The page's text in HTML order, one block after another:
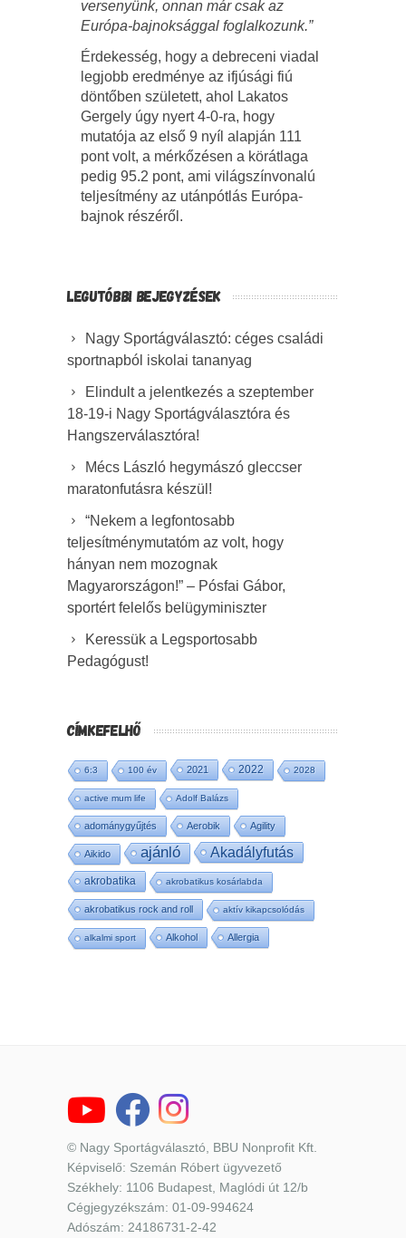
versenyünk, onnan már csak az
Európa-bajnoksággal foglalkozunk.”
Érdekesség, hogy a debreceni viadal
legjobb eredménye az ifjúsági fiú
döntőben született, ahol Lakatos
Gergely úgy nyert 4-0-ra, hogy
mutatója az első 9 nyíl alapján 111
pont volt, a mérkőzésen a körátlaga
pedig 95.2 pont, ami világszínvonalú
teljesítmény az utánpótlás Európa-
bajnok részéről.
LEGUTÓBBI BEJEGYZÉSEK
Nagy Sportágválasztó: céges családi
sportnapból iskolai tananyag
Elindult a jelentkezés a szeptember
18-19-i Nagy Sportágválasztóra és
Hangszerválasztóra!
Mécs László hegymászó gleccser
maratonfutásra készül!
“Nekem a legfontosabb
teljesítménymutatóm az volt, hogy
hányan nem mozognak
Magyarországon!” – Pósfai Gábor,
sportért felelős belügyminiszter
Keressük a Legsportosabb
Pedagógust!
CÍMKEFELHŐ
6:3 100 év 2021 2022 2028
active mum life Adolf Balázs
adománygyűjtés Aerobik Agility
Aikido ajánló Akadályfutás
akrobatika akrobatikus kosárlabda
akrobatikus rock and roll aktív kikapcsolódás
alkalmi sport Alkohol Allergia
© Nagy Sportágválasztó, BBU Nonprofit Kft.
Képviselő: Szemán Róbert ügyvezető
Székhely: 1106 Budapest, Maglódi út 12/b
Cégjegyzékszám: 01-09-994624
Adószám: 24186731-2-42